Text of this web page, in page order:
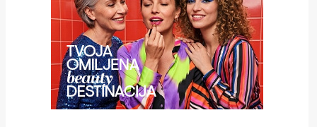
Aktivizam
Aktuelnosti